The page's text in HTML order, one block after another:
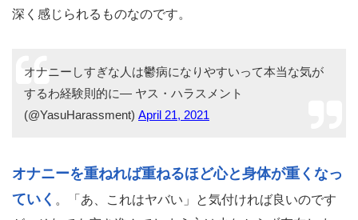
深く感じられるものなのです。
オナニーしすぎな人は鬱病になりやすいって本当な気が
するわ経験則的に— ヤス・ハラスメント
(@YasuHarassment) April 21, 2021
オナニーを重ねれば重ねるほど心と身体が重くなっ
ていく 。「あ、これはヤバい」と気付ければ良いのです